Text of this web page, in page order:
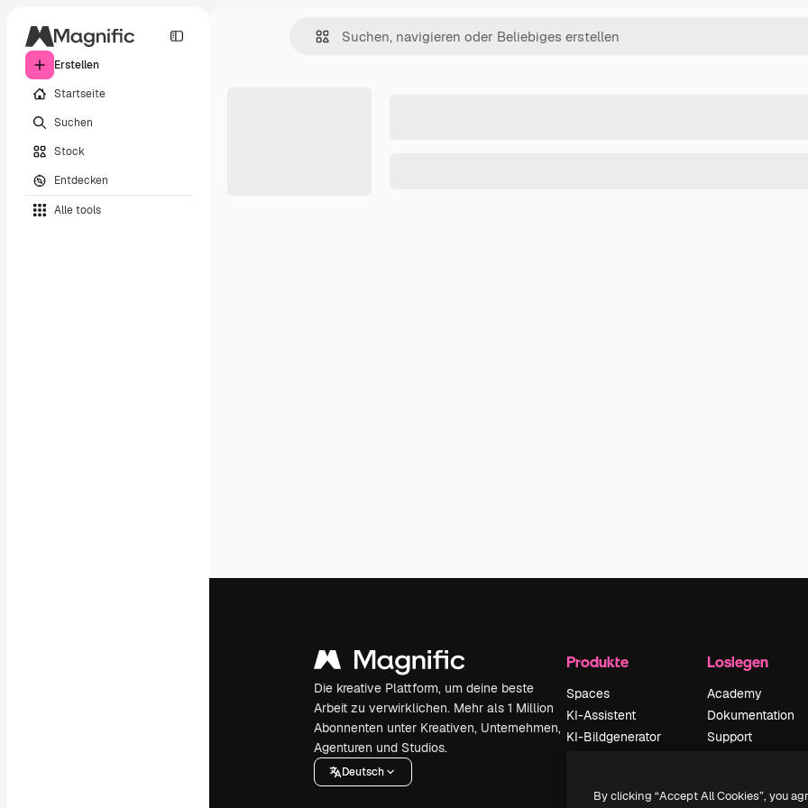
Erstellen
Startseite
Suchen
Stock
Entdecken
Alle tools
Die kreative Plattform, um deine beste
Arbeit zu verwirklichen. Mehr als 1 Million
Abonnenten unter Kreativen, Unternehmen,
Agenturen und Studios.
Deutsch
Produkte
Spaces
KI-Assistent
KI-Bildgenerator
Stimmengenerator
Loslegen
Academy
Dokumentation
Support
Originale Neu
By clicking “Accept All Cookies”, you